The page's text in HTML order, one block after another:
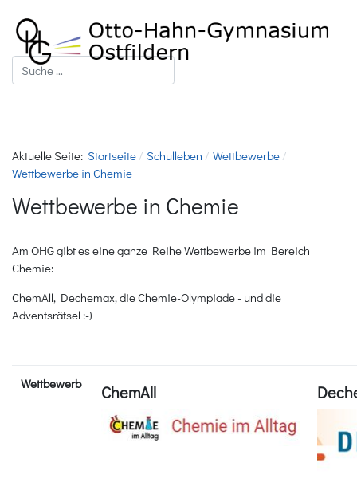
Suchen
Aktuelle Seite: Startseite Schulleben
Wettbewerbe
Wettbewerbe in Chemie
Wettbewerbe in Chemie
Am OHG gibt es eine ganze Reihe Wettbewerbe im Bereich
Chemie:
ChemAll, Dechemax, die Chemie-Olympiade - und die
Adventsrätsel :-)
Wettbewerb ChemAll